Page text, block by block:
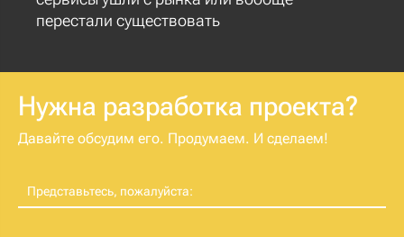
перестали существовать
Нужна разработка проекта?
Давайте обсудим его. Продумаем. И сделаем!
Представьтесь, пожалуйста: